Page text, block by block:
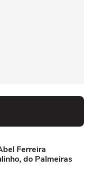
Ferreira
do Palmeiras